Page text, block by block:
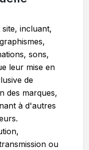
incluant,
sons,
leur mise en
de
des marques,
à d'autres
ou